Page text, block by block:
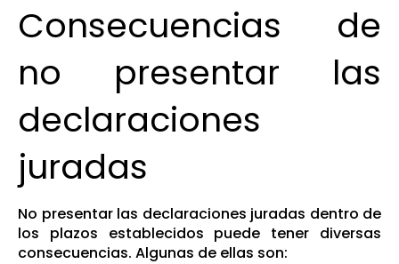
Consecuencias de
no presentar las
declaraciones
juradas
No presentar las declaraciones juradas dentro de
los plazos establecidos puede tener diversas
consecuencias. Algunas de ellas son: